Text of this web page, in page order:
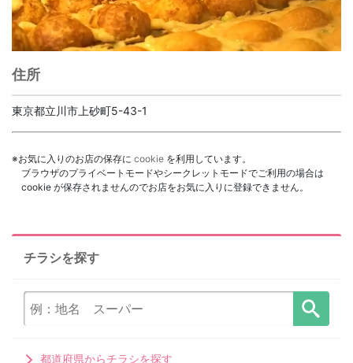
住所
東京都立川市上砂町5-43-1
※お気に入りのお店の保存に cookie を利用しています。
ブラウザのプライベートモードやシークレットモードでご利用の場合は
cookie が保存されませんのでお店をお気に入りに登録できません。
チラシを探す
都道府県からチラシを探す